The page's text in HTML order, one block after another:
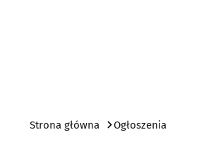
Strona główna Ogłoszenia